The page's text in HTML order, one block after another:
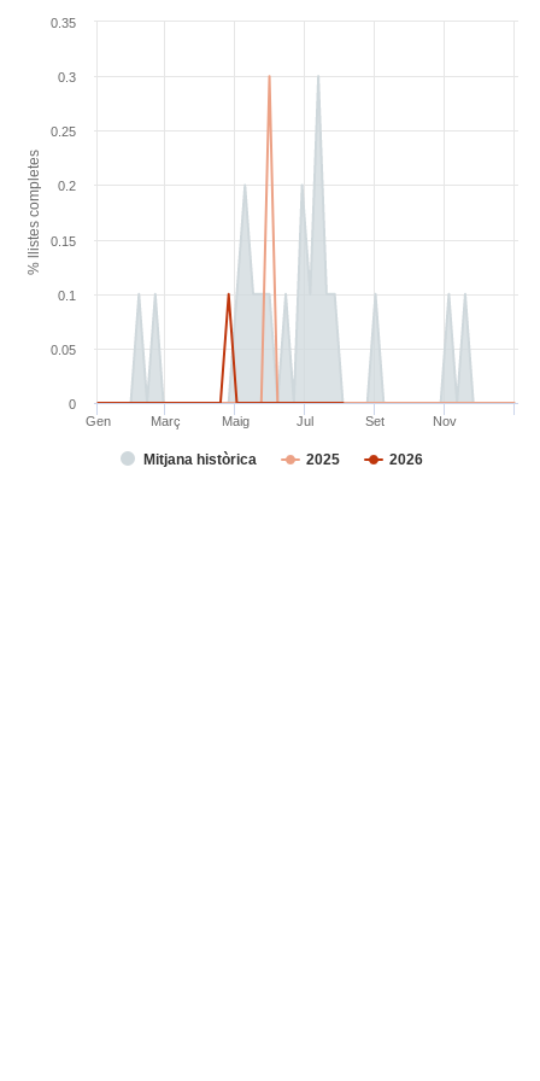
% llistes completes
Mitjana històrica 2025 2026
Gen Març Maig Jul Set Nov
0
0.05
0.1
0.15
0.2
0.25
0.3
0.35